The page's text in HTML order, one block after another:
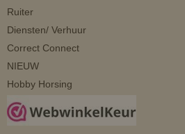
Ruiter
Diensten/ Verhuur
Correct Connect
NIEUW
Hobby Horsing